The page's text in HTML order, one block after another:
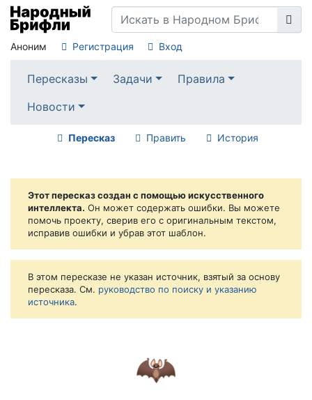
Аноним Регистрация Вход
Пересказы Задачи
Правила
Новости
Пересказ Править История
Этот пересказ создан с помощью искусственного
интеллекта. Он может содержать ошибки. Вы можете
помочь проекту, сверив его с оригинальным текстом,
исправив ошибки и убрав этот шаблон.
В этом пересказе не указан источник, взятый за основу
пересказа. См. руководство по поиску и указанию
источника.
🦇